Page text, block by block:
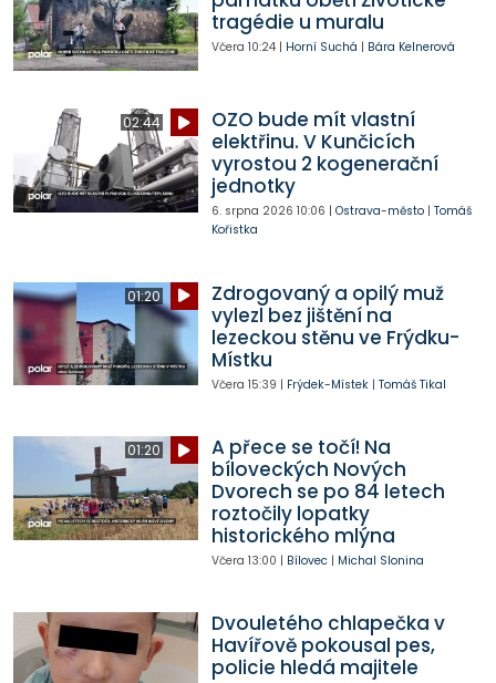
tragédie u muralu
Včera 10:24| Horní Suchá | Bára Kelnerová
02:44
OZO bude mít vlastní
elektřinu. V Kunčicích
vyrostou 2 kogenerační
jednotky
6. srpna 2026 10:06 | Ostrava-město| Tomáš
Kořistka
01:20
Zdrogovaný a opilý muž
vylezl bez jištění na
lezeckou stěnu ve Frýdku-
Místku
Včera 15:39 | Frýdek-Místek| Tomáš Tikal
01:20
A přece se točí! Na
bíloveckých Nových
Dvorech se po 84 letech
roztočily lopatky
historického mlýna
Včera 13:00 | Bílovec| Michal Slonina
Dvouletého chlapečka v
Havířově pokousal pes,
policie hledá majitele